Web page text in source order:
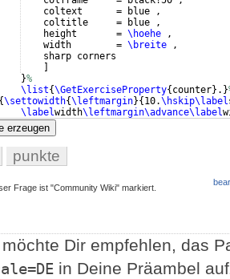
    coltext      = blue ,
    coltitle     = blue ,
    height       =
\hoehe ,
    width        =
\breite ,
    sharp corners
}%
\list{\GetExerciseProperty{ counter} . }
{\settowidth{\leftmargin}{ 10.\hskip\label
\labelwidth\leftmargin\advance\label
\partopsep
erzeugen
punkte
Frage ist "Community Wiki" markiert.
möchte Dir empfehlen, das
in Deine Präambel